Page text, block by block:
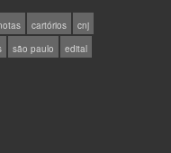
cartórios
cnj
são paulo
edital